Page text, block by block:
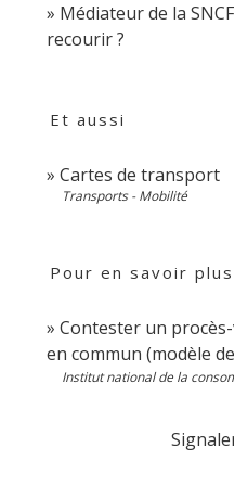
Médiateur de la
recourir ?
Et aussi
Cartes de transport
Transports - Mobilité
Pour en savoir plus
Contester un
en commun (modèle
Institut national de la